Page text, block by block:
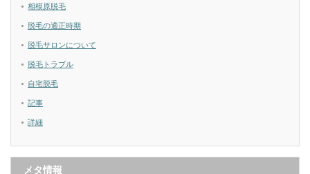
相模原脱毛
脱毛の適正時期
脱毛サロンについて
脱毛トラブル
自宅脱毛
記事
詳細
メタ情報